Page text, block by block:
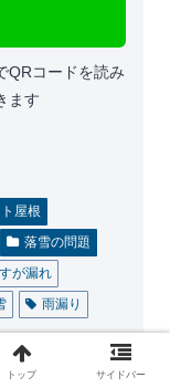
QRコードを読み
ます
屋根
落雪の問題
すが漏れ
雨漏り
トップ サイドバー